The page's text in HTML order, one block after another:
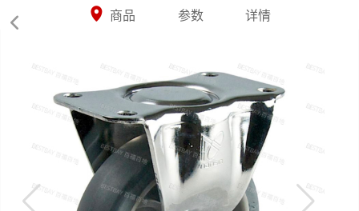

 商品 参数 详情